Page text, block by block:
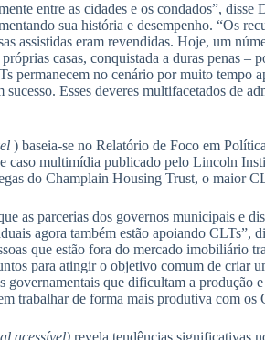
entre as cidades e os condados”,
sua história e desempenho. “Os
assistidas eram revendidas. Hoje, um
casas, conquistada a duras penas –
permanecem no cenário por muito tempo
Esses deveres multifacetados de
) baseia-se no Relatório de Foco em
caso multimídia publicado pelo Lincoln
do Champlain Housing Trust, o maior
as parcerias dos governos municipais e
agora também estão apoiando CLTs”,
que estão fora do mercado imobiliário
para atingir o objetivo comum de criar
que dificultam a produção e
trabalhar de forma mais produtiva com os
acessível) revela tendências significativas